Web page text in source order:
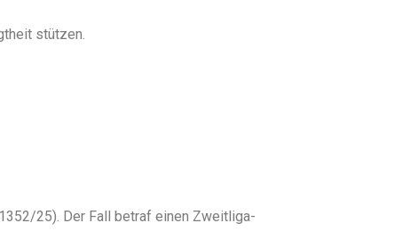
stützen.
25). Der Fall betraf einen Zweitliga-